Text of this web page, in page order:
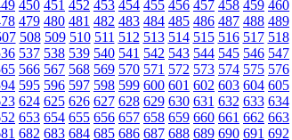
450 451 452 453 454 455 456 457 458 459 460
479 480 481 482 483 484 485 486 487 488 489
508 509 510 511 512 513 514 515 516 517 518
537 538 539 540 541 542 543 544 545 546 547
566 567 568 569 570 571 572 573 574 575 576
595 596 597 598 599 600 601 602 603 604 605
624 625 626 627 628 629 630 631 632 633 634
653 654 655 656 657 658 659 660 661 662 663
682 683 684 685 686 687 688 689 690 691 692